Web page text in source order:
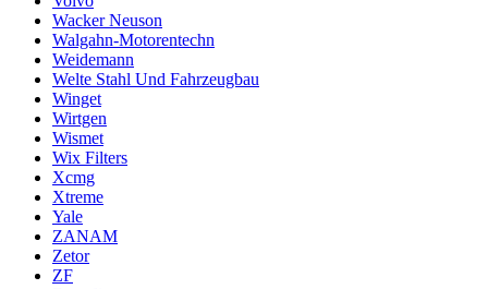
Wacker Neuson
Walgahn-Motorentechn
Weidemann
Welte Stahl Und Fahrzeugbau
Winget
Wirtgen
Wismet
Wix Filters
Xcmg
Xtreme
Yale
ZANAM
Zetor
ZF